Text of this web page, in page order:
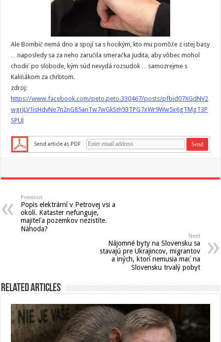
Ale Bombič nemá dno a spojí sa s hocikým, kto mu pomôže z istej basy
…naposledy sa za neho zaručila smeračka Judita, aby vôbec mohol
chodiť po slobode, kým súd nevydá rozsudok …samozrejme s
Kaliňákom za chrbtom.
zdroj:
https://www.facebook.com/peto.peto.330467/posts/pfbid07XGdNV2
wgrjLV1isHdvNe7n2nG85anTw7wGkSth93TPG7xWr9Ww5x6gTMgT3P
SPUl
Send article as PDF
Previous
Popis elektrární v Petrovej vsi a
okolí. Kataster nefunguje,
majiteľa pozemkov nezistíte.
Náhoda?
Next
Nájomné byty na Slovensku sa
stavajú pre Ukrajincov, migrantov
a iných, ktorí nemusia mať na
Slovensku trvalý pobyt
Related Articles